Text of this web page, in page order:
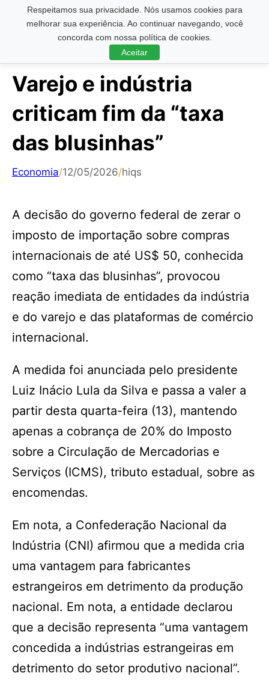
Respeitamos sua privacidade. Nós usamos cookies para
melhorar sua experiência. Ao continuar navegando, você
concorda com nossa política de cookies.
Aceitar
Pesquisar ...
Varejo e indústria
criticam fim da “taxa
das blusinhas”
Economia/12/05/2026/hiqs
A decisão do governo federal de zerar o
imposto de importação sobre compras
internacionais de até US$ 50, conhecida
como “taxa das blusinhas”, provocou
reação imediata de entidades da indústria
e do varejo e das plataformas de comércio
internacional.
A medida foi anunciada pelo presidente
Luiz Inácio Lula da Silva e passa a valer a
partir desta quarta-feira (13), mantendo
apenas a cobrança de 20% do Imposto
sobre a Circulação de Mercadorias e
Serviços (ICMS), tributo estadual, sobre as
encomendas.
Em nota, a Confederação Nacional da
Indústria (CNI) afirmou que a medida cria
uma vantagem para fabricantes
estrangeiros em detrimento da produção
nacional. Em nota, a entidade declarou
que a decisão representa “uma vantagem
concedida a indústrias estrangeiras em
detrimento do setor produtivo nacional”.